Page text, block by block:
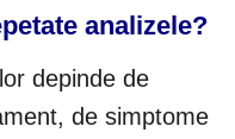
analizele?
depinde de
de simptome